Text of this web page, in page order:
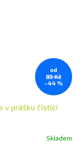
od
89 Kč
–44 %
v prášku čistící
Skladem